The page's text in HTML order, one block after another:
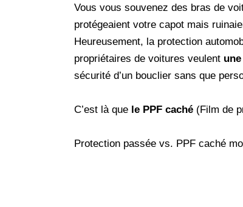
Vous vous souvenez des bras de
protégeaient votre capot mais
Heureusement, la protection
propriétaires de voitures veulent
sécurité d’un bouclier sans que
C’est là que le PPF caché (Film de
Protection passée vs. PPF caché